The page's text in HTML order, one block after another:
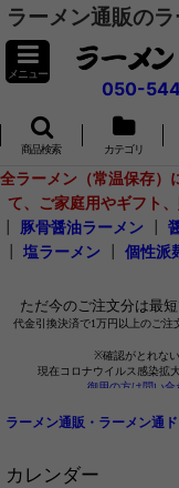
ラーメン通販の
メニュー
050-
商品検索 カテゴリ
全ラーメン（常温保存）
て、ご家庭用やギフト
豚骨醤油ラーメン
塩ラーメン 個性派
ラーメン通販・ラーメン通
カレンダー